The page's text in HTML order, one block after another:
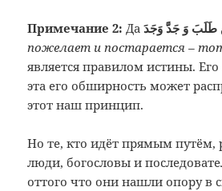
Примечание 2: Да
пожелает и постарается –
является правилом истины.
эта его обширность может
этот наш принцип.
Но те, кто идёт прямым путём,
люди, богословы и
оттого что они нашли опору в